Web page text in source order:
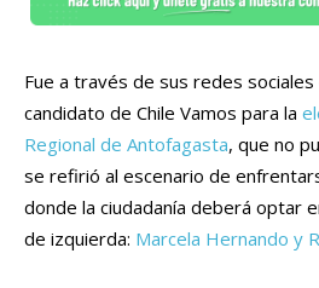
Fue a través de sus redes
candidato de Chile Vamos para la
Regional de Antofagasta, que no
se refirió al escenario de
donde la ciudadanía deberá optar
de izquierda: Marcela Hernando y